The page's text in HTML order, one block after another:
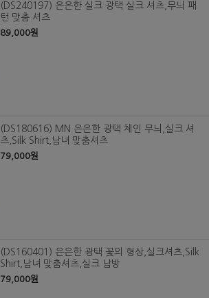
(DS240197) 은은한 실크 광택 실크 셔츠,무늬 패
턴 맞춤 셔츠
89,000원
(DS180616) MN 은은한 광택 체인 무늬,실크 셔
츠,Silk Shirt,남녀 맞춤셔츠
79,000원
(DS160401) 은은한 광택 꽃의 형상,실크셔츠,Silk
Shirt,남녀 맞춤셔츠,실크 남방
79,000원